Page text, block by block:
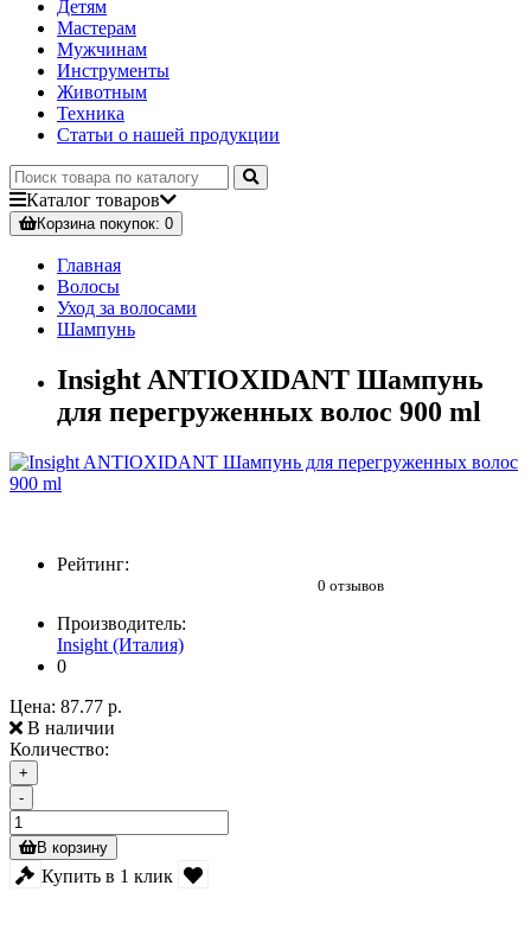
Детям
Мастерам
Мужчинам
Инструменты
Животным
Техника
Статьи о нашей продукции
Каталог товаров
Корзинапокупок: 0
Главная
Волосы
Уход за волосами
Шампунь
Insight ANTIOXIDANT Шампунь
для перегруженных волос 900 ml
Рейтинг:
0 отзывов
Производитель:
Insight (Италия)
0
Цена: 87.77 р.
В наличии
Количество:
+
-
В корзину
Купить в 1 клик